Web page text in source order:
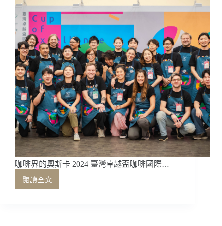
歡
迎
咖
啡
農
友
報
名！
咖啡界的奧斯卡 2024 臺灣卓越盃咖啡國際…
閱讀全文
咖